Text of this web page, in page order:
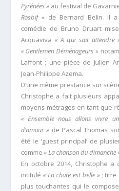
Pyrénées »au festival de
Rosbif » de Bernard Belin. Il
comédie de Bruno Druart
Acquaviva « A qui sait attendre
« Gentlemen Déménageurs »
Laffont ; une pièce de Julien
Jean-Philippe Azema.
D’une même prestance sur
Christophe a fait plusieurs
moyens-métrages en tant que
« Ensemble nous allons vivre
d’amour »de Pascal Thomas
été le ‘guest principal’ de
comme « La chanson du dimanche
En octobre 2014, Christophe
intitulé « La chute est belle »; titre
plus touchantes qui le